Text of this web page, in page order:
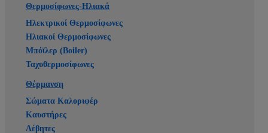
Θερμοσίφωνες-Ηλιακά
Ηλεκτρικοί Θερμοσίφωνες
Ηλιακοί Θερμοσίφωνες
Μπόϊλερ (Boiler)
Ταχυθερμοσίφωνες
Θέρμανση
Σώματα Καλοριφέρ
Καυστήρες
Λέβητες